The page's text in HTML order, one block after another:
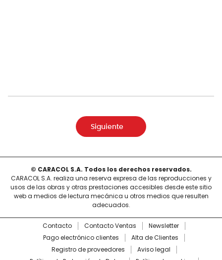
Siguiente
© CARACOL S.A. Todos los derechos reservados.
CARACOL S.A. realiza una reserva expresa de las reproducciones y
usos de las obras y otras prestaciones accesibles desde este sitio
web a medios de lectura mecánica u otros medios que resulten
adecuados.
Contacto Contacto Ventas
Newsletter
Pago electrónico clientes
Alta de Clientes
Registro de proveedores
Aviso legal